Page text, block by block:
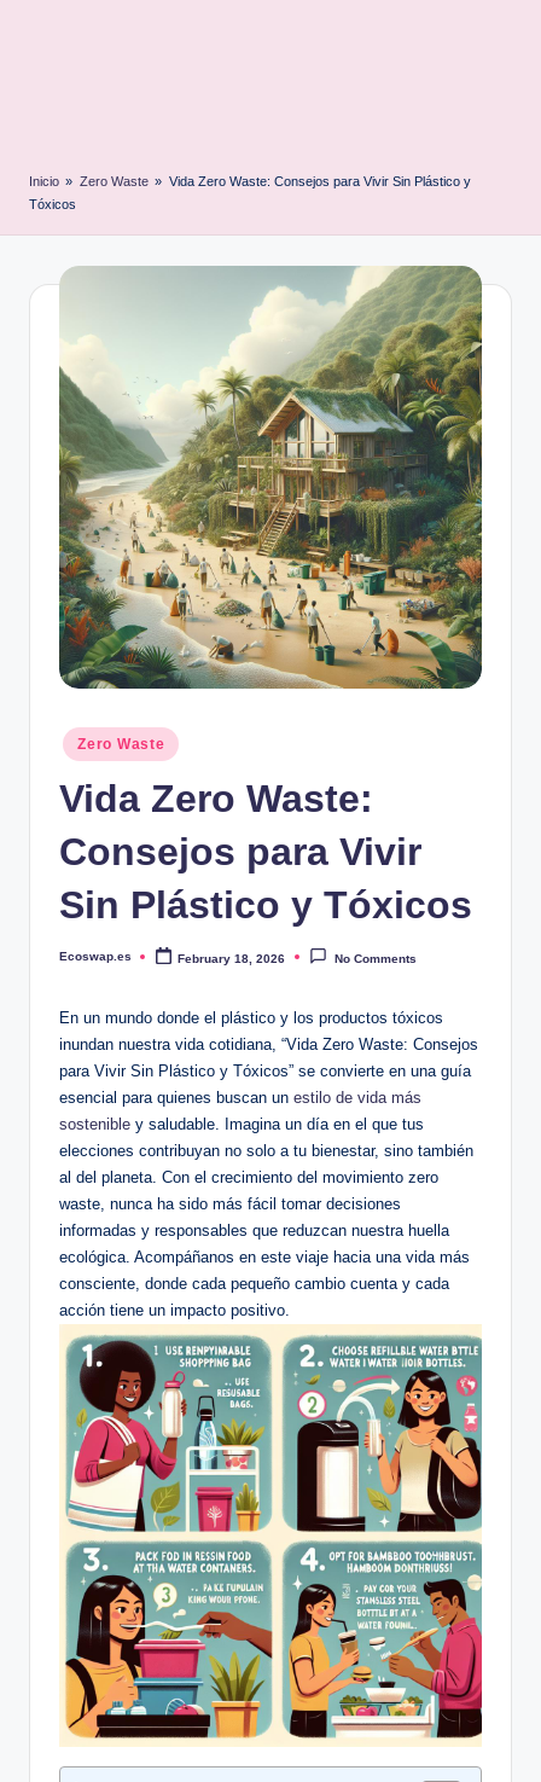
Inicio » Zero Waste » Vida Zero Waste: Consejos para Vivir Sin Plástico y
Tóxicos
Posted
in
Zero Waste
Vida Zero Waste:
Consejos para Vivir
Sin Plástico y Tóxicos
Posted
Ecoswap.es February 18, 2026 No Comments
En un mundo donde el plástico y los productos tóxicos
inundan nuestra vida cotidiana, “Vida Zero Waste: Consejos
para Vivir Sin Plástico y Tóxicos” se convierte en una guía
esencial para quienes buscan un estilo de vida más
sostenible y saludable. Imagina un día en el que tus
elecciones contribuyan no solo a tu bienestar, sino también
al del planeta. Con el crecimiento del movimiento zero
waste, nunca ha sido más fácil tomar decisiones
informadas y responsables que reduzcan nuestra huella
ecológica. Acompáñanos en este viaje hacia una vida más
consciente, donde cada pequeño cambio cuenta y cada
acción tiene un impacto positivo.